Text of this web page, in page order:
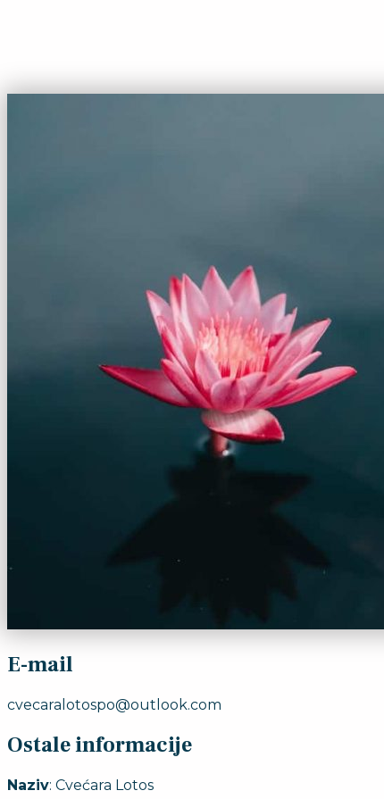
E-mail
cvecaralotospo@outlook.com
Ostale informacije
Naziv: Cvećara Lotos